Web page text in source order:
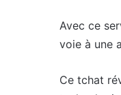
Avec ce
voie à une
Ce tchat